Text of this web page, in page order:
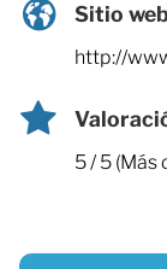
Sitio
http://
5 / 5 (Más